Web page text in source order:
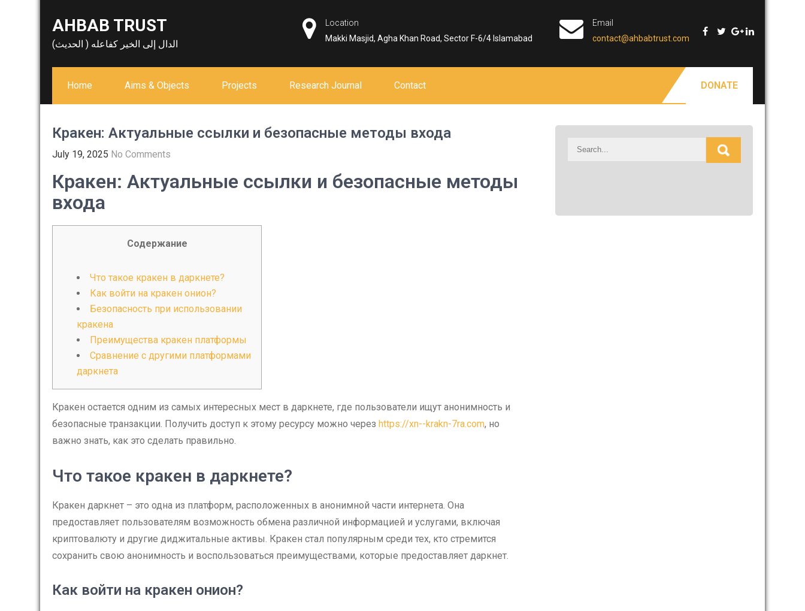
AHBAB TRUST
الدال إلى الخير كفاعله ( الحديث)
Location
Makki Masjid, Agha Khan Road, Sector F-6/4 Islamabad
Email
contact@ahbabtrust.com
Home Aims & Objects Projects Research Journal Contact DONATE
Кракен: Актуальные ссылки и безопасные методы входа
July 19, 2025 No Comments
Кракен: Актуальные ссылки и безопасные методы
входа
Содержание
Что такое кракен в даркнете?
Как войти на кракен онион?
Безопасность при использовании
кракена
Преимущества кракен платформы
Сравнение с другими платформами
даркнета
Кракен остается одним из самых интересных мест в даркнете, где пользователи ищут анонимность и
безопасные транзакции. Получить доступ к этому ресурсу можно через https://xn--krakn-7ra.com, но
важно знать, как это сделать правильно.
Что такое кракен в даркнете?
Кракен даркнет – это одна из платформ, расположенных в анонимной части интернета. Она
предоставляет пользователям возможность обмена различной информацией и услугами, включая
криптовалюту и другие диджитальные активы. Кракен стал популярным среди тех, кто стремится
сохранить свою анонимность и воспользоваться преимуществами, которые предоставляет даркнет.
Как войти на кракен онион?